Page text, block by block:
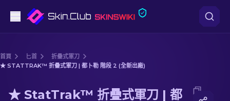
中階
步槍
首頁 匕首
折疊式軍刀
★ STATTRAK™ 折疊式軍刀 | 都卜勒 階段 2 (全新出廠)
Media of ★ StatTrak™ 折疊式軍刀 | 都卜勒 階段 2 (全新出
★ StatTrak™ 折疊式軍刀 | 都